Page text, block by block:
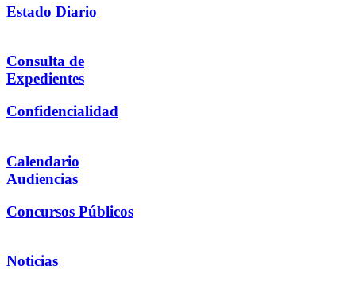
Estado Diario
Consulta de
Expedientes
Confidencialidad
Calendario
Audiencias
Concursos Públicos
Noticias